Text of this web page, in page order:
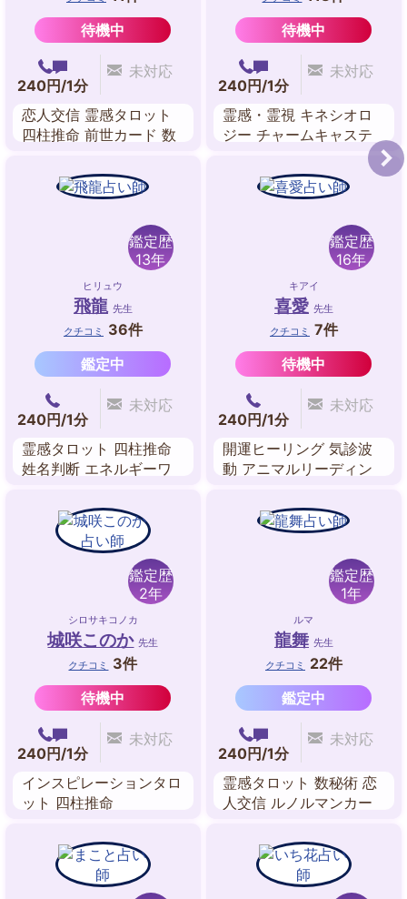
待機中
240円/1分
未対応
恋人交信 霊感タロット
四柱推命 前世カード 数
待機中
240円/1分
未対応
霊感・霊視 キネシオロ
ジー チャームキャステ
ィング ツインレイ・リ
ーディング 縁結びヒー
リング 波動修正 未来予
鑑定歴
13年
ヒリュウ
飛龍 先生
クチコミ
36件
鑑定中
240円/1分
未対応
霊感タロット 四柱推命
姓名判断 エネルギーワ
鑑定歴
16年
キアイ
喜愛 先生
クチコミ 7件
待機中
240円/1分
未対応
開運ヒーリング 気診波
動 アニマルリーディン
ャクラ調整 守護龍占い
鑑定歴
2年
シロサキコノカ
城咲このか 先生
クチコミ
3件
待機中
240円/1分
未対応
インスピレーションタロ
ット 四柱推命
鑑定歴
1年
ルマ
龍舞 先生
クチコミ
22件
鑑定中
240円/1分
未対応
霊感タロット 数秘術 恋
人交信 ルノルマンカー
ド・リーディング ツイ
ンレイリーディング 波
動修正